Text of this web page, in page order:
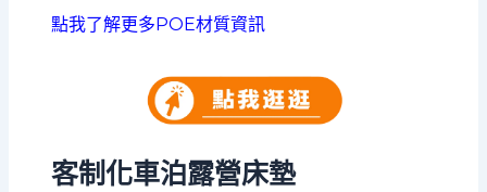
點我了解更多POE材質資訊
客制化車泊露營床墊